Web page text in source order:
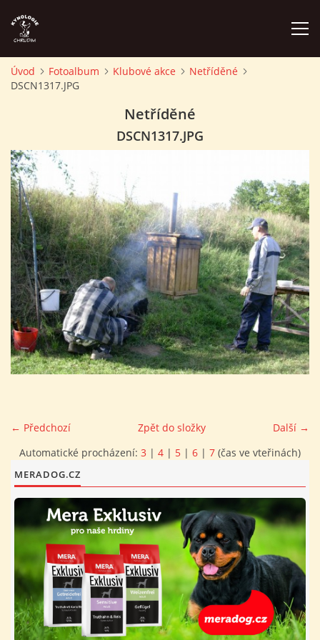
ÚVOD
ZÁVODY A PROPOZICE
PSÍ AKADEMIE
PŘÍSPĚVKY A POPLATKY
KONTAKTY KK
FOTOALBUM
O NÁS - HISTORIE A SOUČASNOST
AVZO TSČ ČR CHRUDIM P.S.
VÝBOR KK
Úvod Fotoalbum Klubové akce
Netříděné
DSCN1317.JPG
Netříděné
DSCN1317.JPG
← Předchozí Další →
Zpět do složky
Automatické procházení: 3 | 4 | 5 | 6 | 7 (čas ve vteřinách)
MERADOG.CZ